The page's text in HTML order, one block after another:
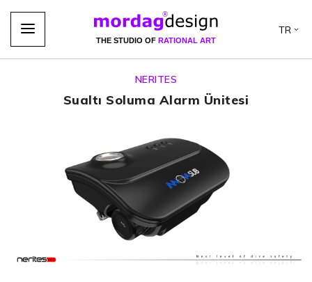
THE STUDIO OF RATIONAL ART
TR
NERITES
Sualtı Soluma Alarm Ünitesi